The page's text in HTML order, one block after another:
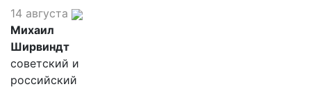
14 августа
Михаил
Ширвиндт
советский и
российский